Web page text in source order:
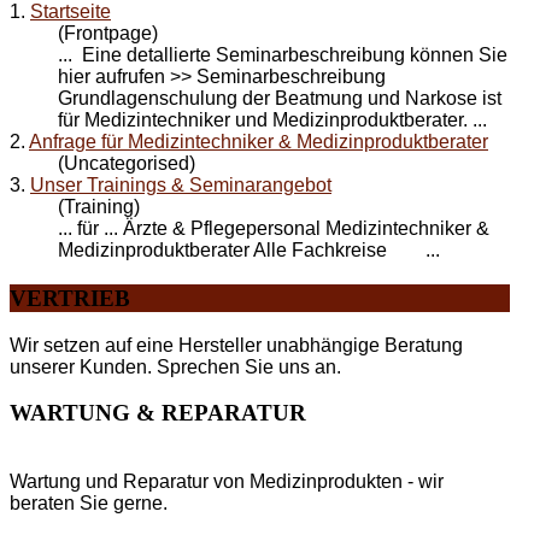
1. Startseite
(Frontpage)
... Eine detallierte Seminarbeschreibung können Sie
hier aufrufen >> Seminarbeschreibung
Grundlagenschulung der Beatmung und Narkose ist
für Medizintechniker und Medizinproduktberater. ...
2. Anfrage für Medizintechniker & Medizinproduktberater
(Uncategorised)
3. Unser Trainings & Seminarangebot
(Training)
... für ... Ärzte & Pflegepersonal Medizintechniker &
MedizinproduktberaterAlle Fachkreise ...
VERTRIEB
Wir setzen auf eine Hersteller unabhängige Beratung
unserer Kunden. Sprechen Sie uns an.
WARTUNG & REPARATUR
Wartung und Reparatur von Medizinprodukten - wir
beraten Sie gerne.